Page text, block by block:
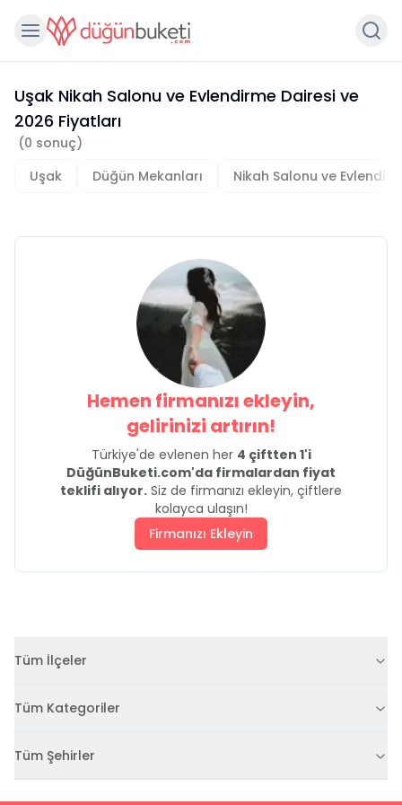
Uşak Nikah Salonu ve Evlendirme Dairesi ve
2026 Fiyatları
(0 sonuç)
Uşak
Düğün Mekanları Nikah Salonu ve
Hemen firmanızı ekleyin,
gelirinizi artırın!
Türkiye'de evlenen her 4 çiftten 1'i
DüğünBuketi.com'da firmalardan fiyat
teklifi alıyor. Siz de firmanızı ekleyin, çiftlere
kolayca ulaşın!
Firmanızı Ekleyin
Tüm İlçeler
Tüm Kategoriler
Tüm Şehirler